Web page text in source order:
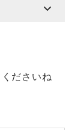
ださいね